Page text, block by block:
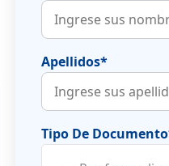
Apellidos*
Tipo De